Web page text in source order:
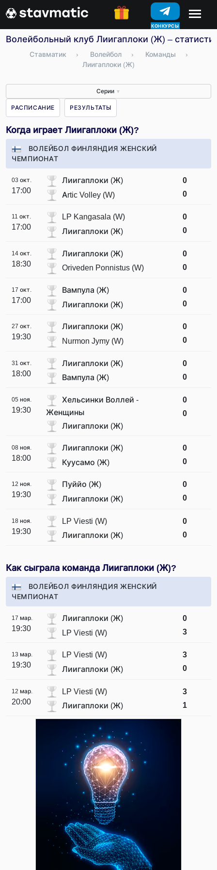
КОНКУРСЫ
Волейбольный клуб Лиигаплоки (Ж) –
Ставматик › Волейбол › Команды
›
Лиигаплоки (Ж)
Серии ▼
РАСПИСАНИЕ РЕЗУЛЬТАТЫ
Когда играет Лиигаплоки (Ж)?
ВОЛЕЙБОЛ ФИНЛЯНДИЯ ЖЕНСКИЙ
ЧЕМПИОНАТ
03 окт.
17:00
Лиигаплоки (Ж)
Artic Volley (W)
0
0
11 окт.
17:00
LP Kangasala (W)
Лиигаплоки (Ж)
0
0
14 окт.
18:30
Лиигаплоки (Ж)
Oriveden Ponnistus (W)
0
0
17 окт.
17:00
Вампула (Ж)
Лиигаплоки (Ж)
0
0
27 окт.
19:30
Лиигаплоки (Ж)
Nurmon Jymy (W)
0
0
31 окт.
18:00
Лиигаплоки (Ж)
Вампула (Ж)
0
0
05 ноя.
19:30
Хельсинки Воллей -
Женщины
Лиигаплоки (Ж)
0
0
08 ноя.
18:00
Лиигаплоки (Ж)
Куусамо (Ж)
0
0
12 ноя.
19:30
Пуййо (Ж)
Лиигаплоки (Ж)
0
0
18 ноя.
19:30
LP Viesti (W)
Лиигаплоки (Ж)
0
0
Как сыграла команда Лиигаплоки (Ж)?
ВОЛЕЙБОЛ ФИНЛЯНДИЯ ЖЕНСКИЙ
ЧЕМПИОНАТ
17 мар.
19:30
Лиигаплоки (Ж)
LP Viesti (W)
0
3
13 мар.
19:30
LP Viesti (W)
Лиигаплоки (Ж)
3
0
12 мар.
20:00
LP Viesti (W)
Лиигаплоки (Ж)
3
1